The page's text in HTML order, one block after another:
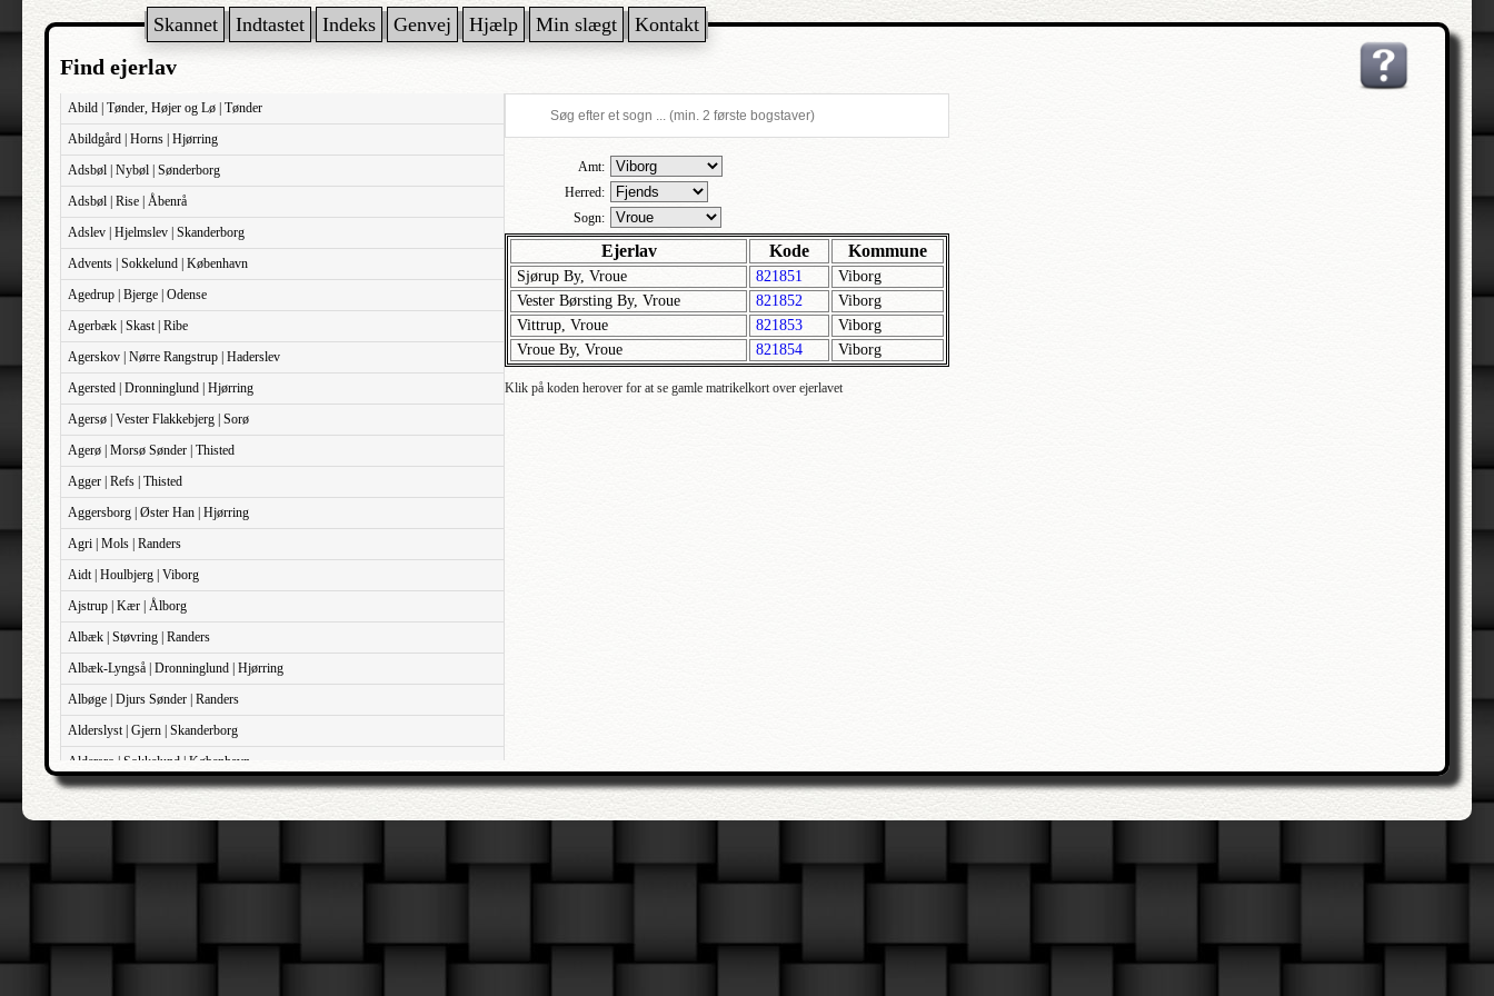
Skannet Indtastet Indeks Genvej Hjælp Min slægt Kontakt
Find ejerlav
Abild | Tønder, Højer og Lø | Tønder
Abildgård | Horns | Hjørring
Adsbøl | Nybøl | Sønderborg
Adsbøl | Rise | Åbenrå
Adslev | Hjelmslev | Skanderborg
Advents | Sokkelund | København
Agedrup | Bjerge | Odense
Agerbæk | Skast | Ribe
Agerskov | Nørre Rangstrup | Haderslev
Agersted | Dronninglund | Hjørring
Agersø | Vester Flakkebjerg | Sorø
Agerø | Morsø Sønder | Thisted
Agger | Refs | Thisted
Aggersborg | Øster Han | Hjørring
Agri | Mols | Randers
Aidt | Houlbjerg | Viborg
Ajstrup | Kær | Ålborg
Albæk | Støvring | Randers
Albæk-Lyngså | Dronninglund | Hjørring
Albøge | Djurs Sønder | Randers
Alderslyst | Gjern | Skanderborg
Aldersro | Sokkelund | København
Allehelgens | Sokkelund | København
Aller | Sønder Tyrstrup | Haderslev
Allerslev | Voldborg | Roskilde
Allese | Lunde | Odense
Amt:
Herred:
Sogn:
Ejerlav Kode Kommune
Sjørup By, Vroue 821851
Viborg
Vester Børsting By, Vroue
821852
Viborg
Vittrup, Vroue
821853
Viborg
Vroue By, Vroue
821854 Viborg
Klik på koden herover for at se gamle matrikelkort over ejerlavet